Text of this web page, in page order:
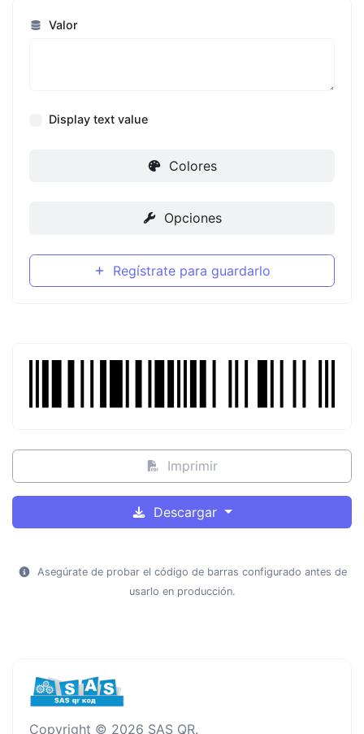
Valor
Display text value
Colores
Opciones
Regístrate para guardarlo
Imprimir
Descargar
Asegúrate de probar el código de barras configurado antes de
usarlo en producción.
Copyright © 2026 SAS QR.